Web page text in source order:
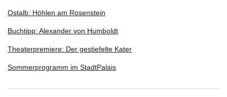
Ostalb: Höhlen am Rosenstein
Buchtipp: Alexander von Humboldt
Theaterpremiere: Der gestiefelte Kater
Sommerprogramm im StadtPalais